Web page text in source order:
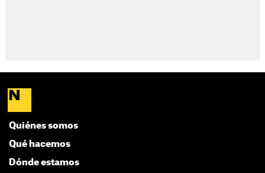
Quiénes somos
Qué hacemos
Dónde estamos